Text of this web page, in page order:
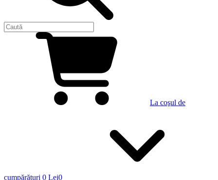
La coşul de
cumpărături 0 Lei0